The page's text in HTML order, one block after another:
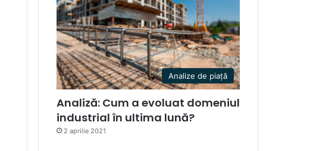
Analize de piață
Analiză: Cum a evoluat domeniul
industrial în ultima lună?
2 aprilie 2021